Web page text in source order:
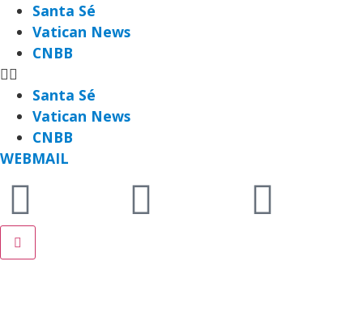
Santa Sé
Vatican News
CNBB
Santa Sé
Vatican News
CNBB
WEBMAIL